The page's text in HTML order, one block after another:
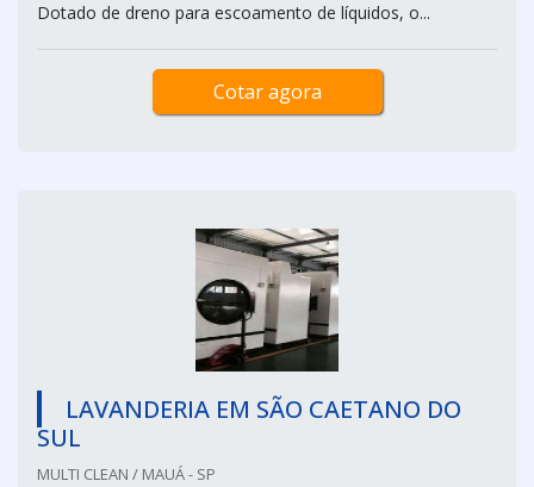
Dotado de dreno para escoamento de líquidos, o...
Cotar agora
LAVANDERIA EM SÃO CAETANO DO
SUL
MULTI CLEAN / MAUÁ - SP